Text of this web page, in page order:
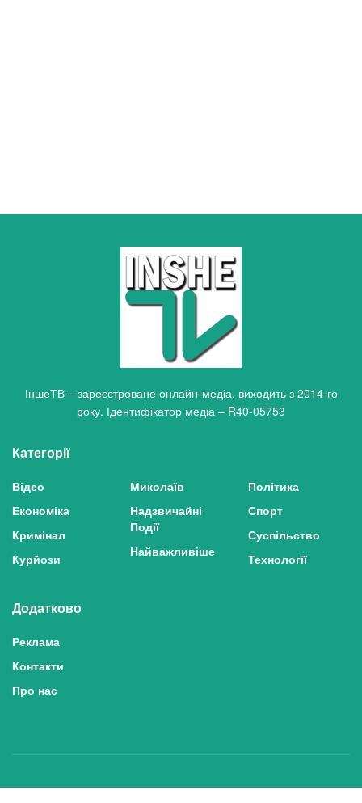
ІншеТВ – зареєстроване онлайн-медіа, виходить з 2014-го
року. Ідентифікатор медіа – R40-05753
Категорії
Відео
Економіка
Кримінал
Курйози
Миколаїв
Надзвичайні
Події
Найважливіше
Політика
Спорт
Суспільство
Технології
Додатково
Реклама
Контакти
Про нас
Політика конфіденційності та захисту персональних даних